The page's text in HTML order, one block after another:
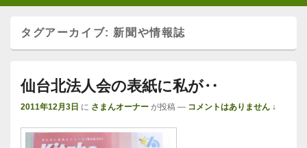
タグアーカイブ: 新聞や情報誌
仙台北法人会の表紙に私が‥
2011年12月3日 に さまんオーナー が投稿 — コメントはありません ↓